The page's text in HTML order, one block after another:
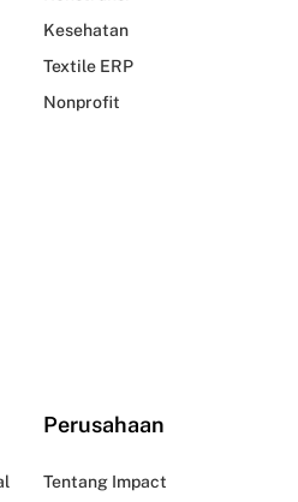
Kesehatan
Textile ERP
Nonprofit
Perusahaan
Tentang Impact